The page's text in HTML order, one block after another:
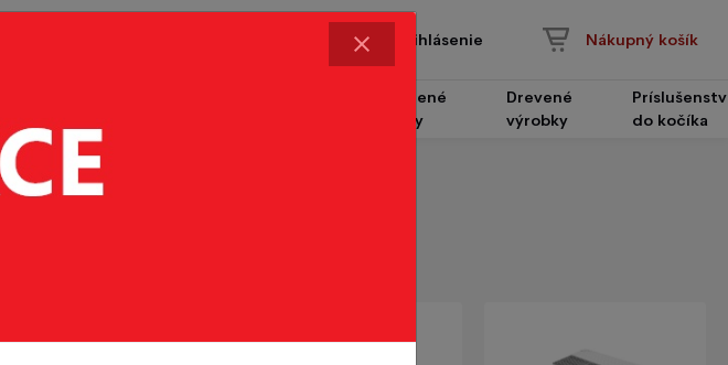
Prihlásenie Nákupný košík
Čalúnené
panely
Drevené
výrobky
do kočíka